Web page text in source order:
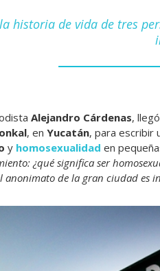
la historia de vida de tres
Alejandro Cárdenas,
, en Yucatán, para escribir
y homosexualidad en
¿qué significa ser
de la gran ciudad es